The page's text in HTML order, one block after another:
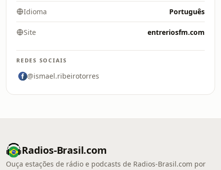
Idioma Português
Site entreriosfm.com
REDES SOCIAIS
@ismael.ribeirotorres
Radios-Brasil.com
Ouça estações de rádio e podcasts de Radios-Brasil.com por